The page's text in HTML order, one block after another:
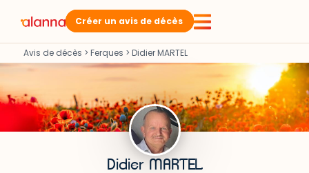
Créer un avis de décès
Avis de décès > Ferques > Didier MARTEL
Didier MARTEL